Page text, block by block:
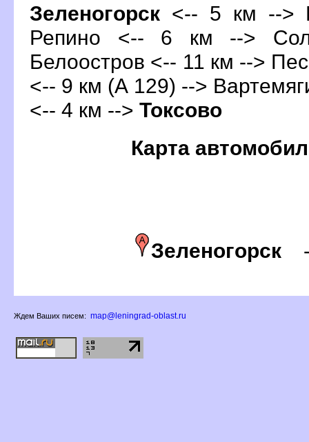
Зеленогорск <-- 5 км -->
Репино <-- 6 км -->
Белоостров <-- 11 км -->
<-- 9 км (А 129) -->
<-- 4 км --> Токсово
Карта
Зеленогорск
Ждем Ваших писем: map@leningrad-oblast.ru